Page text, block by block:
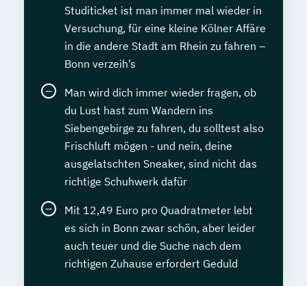
Studiticket ist man immer mal wieder in
Versuchung, für eine kleine Kölner Affäre
in die andere Stadt am Rhein zu fahren –
Bonn verzeih’s
Man wird dich immer wieder fragen, ob
du Lust hast zum Wandern ins
Siebengebirge zu fahren, du solltest also
Frischluft mögen - und nein, deine
ausgelatschten Sneaker, sind nicht das
richtige Schuhwerk dafür
Mit 12,49 Euro pro Quadratmeter lebt
es sich in Bonn zwar schön, aber leider
auch teuer und die Suche nach dem
richtigen Zuhause erfordert Geduld